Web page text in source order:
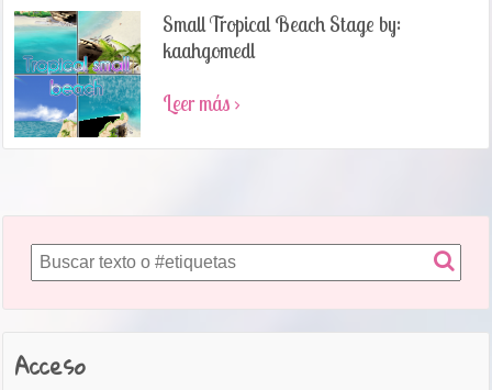
Small Tropical Beach Stage by:
kaahgomedl
Leer más ›
Acceso